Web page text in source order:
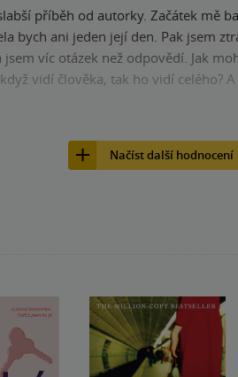
příběh od autorky. Začátek mě
bych ani jeden její den. Pak jsem
jsem víc otázek než odpovědí. Jak
vidí člověka, tak ho vidí celého?
Načíst další hodnocení